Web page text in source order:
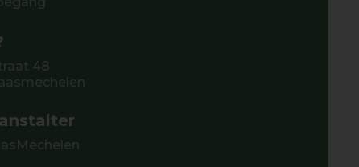
48